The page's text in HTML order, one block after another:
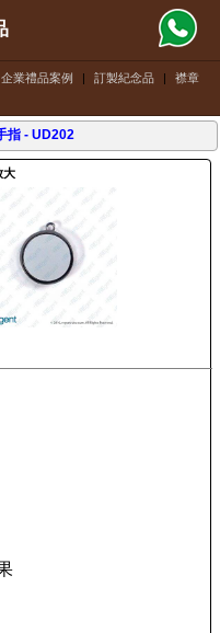
企業禮品案例 | 訂製紀念品 |
襟章
指 - UD202
大